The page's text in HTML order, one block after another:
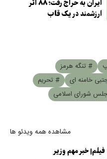
ایران به حراج رفت؛ ۸۸ اثر
ارزشمند در یک قاب
# تنگه هرمز
خامنه ای
# تحریم
شورای اسلامی
مشاهده همه ویدئو ها
فیلم| خبر مهم وزیر